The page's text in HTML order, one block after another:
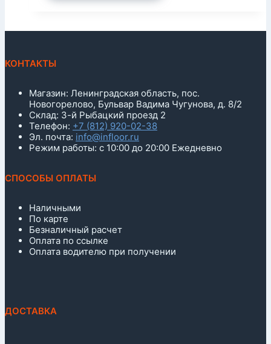
КОНТАКТЫ
Магазин: Ленинградская область, пос.
Новогорелово, Бульвар Вадима Чугунова, д. 8/2
Склад: 3-й Рыбацкий проезд 2
Телефон: +7 (812) 920-02-38
Эл. почта: info@infloor.ru
Режим работы: с 10:00 до 20:00 Ежедневно
СПОСОБЫ ОПЛАТЫ
Наличными
По карте
Безналичный расчет
Оплата по ссылке
Оплата водителю при получении
ДОСТАВКА